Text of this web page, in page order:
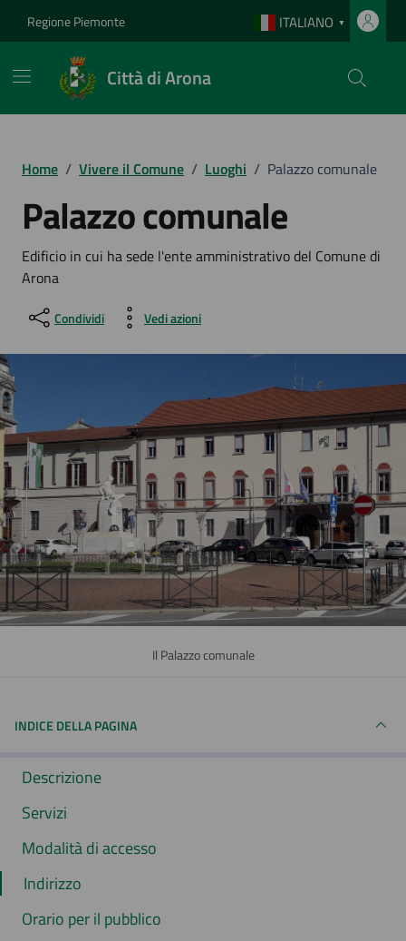
Regione Piemonte ITALIANO ▼
Città di Arona
Home / Vivere il Comune / Luoghi / Palazzo comunale
Palazzo comunale
Edificio in cui ha sede l'ente amministrativo del Comune di
Arona
Condividi Vedi azioni
Il Palazzo comunale
INDICE DELLA PAGINA
Descrizione
Servizi
Modalità di accesso
Indirizzo
Orario per il pubblico